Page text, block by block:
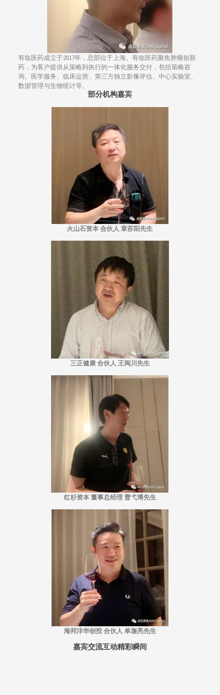
有临医药成立于2017年，总部位于上海。有临医药聚焦肿瘤创新
药，为客户提供从策略到执行的一体化服务交付，包括策略咨
询、医学服务、临床运营、第三方独立影像评估、中心实验室、
数据管理与生物统计等。
部分机构嘉宾
火山石资本 合伙人 章苏阳先生
三正健康 合伙人 王闽川先生
红杉资本 董事总经理 曹弋博先生
海邦沣华创投 合伙人 单迦亮先生
嘉宾交流互动精彩瞬间